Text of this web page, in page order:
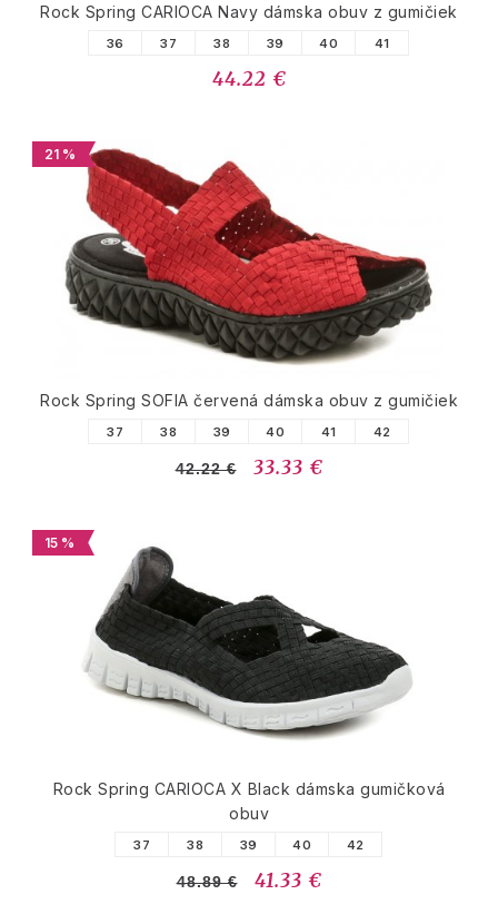
Rock Spring CARIOCA Navy dámska obuv z gumičiek
36 37 38 39 40 41
44.22 €
21 %
Rock Spring SOFIA červená dámska obuv z gumičiek
37 38 39 40 41 42
42.22 € 33.33 €
15 %
Rock Spring CARIOCA X Black dámska gumičková
obuv
37 38 39 40 42
48.89 € 41.33 €